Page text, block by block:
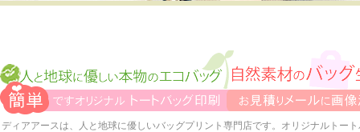
ディアアースは、人と地球に優しいバッグプリント専門店です。オリジナルトー